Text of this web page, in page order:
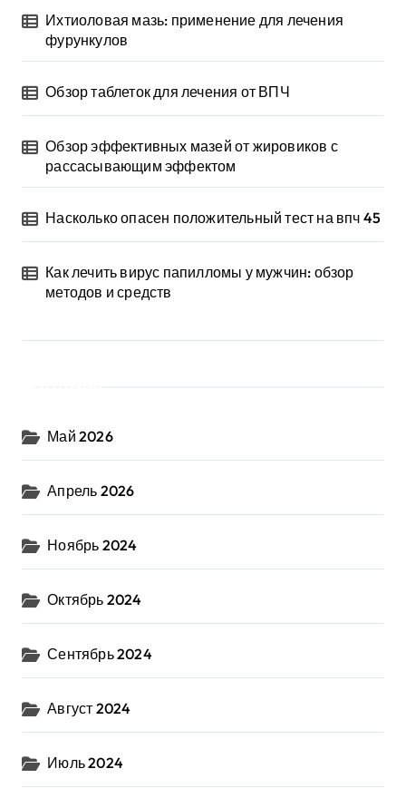
Ихтиоловая мазь: применение для лечения
фурункулов
Обзор таблеток для лечения от ВПЧ
Обзор эффективных мазей от жировиков с
рассасывающим эффектом
Насколько опасен положительный тест на впч 45
Как лечить вирус папилломы у мужчин: обзор
методов и средств
Май 2026
Апрель 2026
Ноябрь 2024
Октябрь 2024
Сентябрь 2024
Август 2024
Июль 2024